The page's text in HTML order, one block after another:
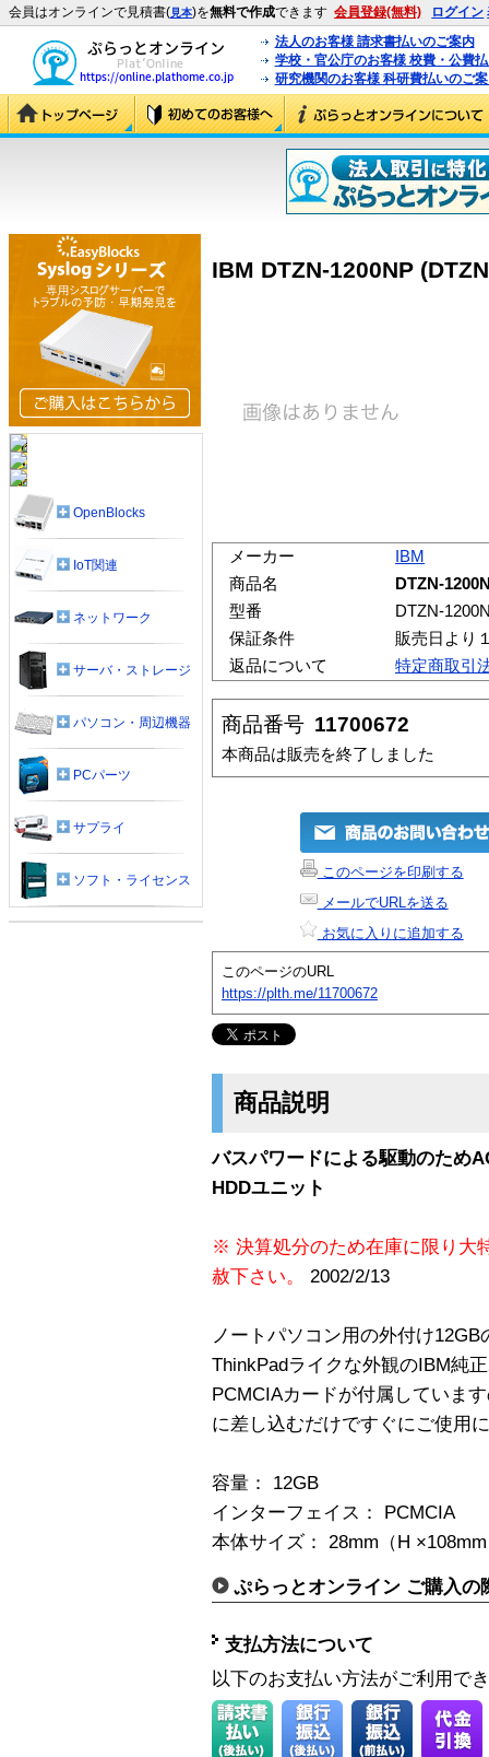
会員はオンラインで見積書(見本)を無料で作成できます 会員登録(無料) ログイン
法人のお客様 請求書払いのご案内
学校・官公庁のお客様 校費・公費
研究機関のお客様 科研費払いのご
IBM DTZN-1200NP
メーカー
IBM
商品名
DTZN-
型番
DTZN-
保証条件
販売日より
返品について
特定商取引
商品番号 11700672
本商品は販売を終了しました
このページを印刷する
メールでURLを送る
お気に入りに追加する
このページのURL
https://plth.me/11700672
商品説明
バスパワードによる駆動のため
HDDユニット
※ 決算処分のため在庫に限り大
赦下さい。
2002/2/13
ノートパソコン用の外付け
ThinkPadライクな外観のIBM純
PCMCIAカードが付属していま
に差し込むだけですぐにご使用
容量： 12GB
インターフェイス： PCMCIA
本体サイズ： 28mm（H
ぷらっとオンライン ご購入の
支払方法について
以下のお支払い方法がご利用で
OpenBlocks
IoT関連
ネットワーク
サーバ・ストレージ
パソコン・周辺機器
PCパーツ
サプライ
ソフト・ライセンス